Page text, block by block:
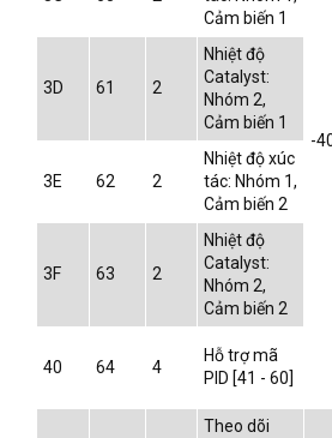
Cảm biến 1
-
3D 61 2
Nhiệt độ
Catalyst:
Nhóm 2,
Cảm biến 1
3E 62 2
Nhiệt độ xúc
tác: Nhóm 1,
Cảm biến 2
3F 63 2
Nhiệt độ
Catalyst:
Nhóm 2,
Cảm biến 2
40 64 4
Hỗ trợ mã
PID [41 - 60]
Theo dõi